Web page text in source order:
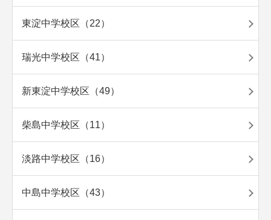
東淀中学校区（22）
瑞光中学校区（41）
新東淀中学校区（49）
柴島中学校区（11）
淡路中学校区（16）
中島中学校区（43）